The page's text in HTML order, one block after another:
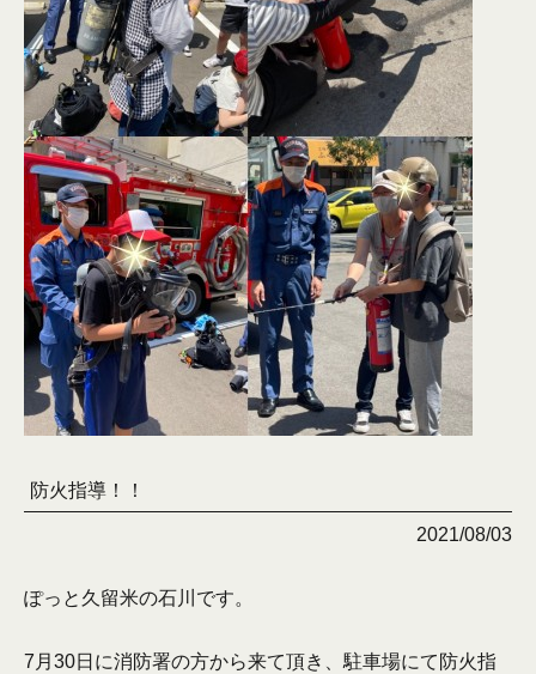
防火指導！！
2021/08/03
ぽっと久留米の石川です。
7月30日に消防署の方から来て頂き、駐車場にて防火指